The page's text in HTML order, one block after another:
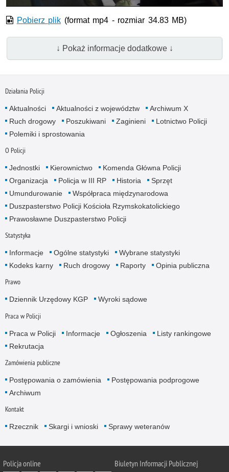
Pobierz plik (format mp4 - rozmiar 34.83 MB)
↓ Pokaż informacje dodatkowe ↓
Działania Policji
Aktualności Aktualności z województw
Archiwum X
Ruch drogowy
Poszukiwani Zaginieni
Lotnictwo Policji
Polemiki i sprostowania
O Policji
Jednostki Kierownictwo
Komenda Główna Policji
Organizacja
Policja w III RP Historia
Sprzęt
Umundurowanie
Współpraca międzynarodowa
Duszpasterstwo Policji Kościoła Rzymskokatolickiego
Prawosławne Duszpasterstwo Policji
Statystyka
Informacje Ogólne statystyki
Wybrane statystyki
Kodeks karny
Ruch drogowy Raporty Opinia publiczna
Prawo
Dziennik Urzędowy KGP Wyroki sądowe
Praca w Policji
Praca w Policji Informacje Ogłoszenia
Listy rankingowe
Rekrutacja
Zamówienia publiczne
Postępowania o zamówienia
Postępowania podprogowe
Archiwum
Kontakt
Rzecznik Skargi i wnioski Sprawy weteranów
Policjaonline Biuletyn Informacji Publicznej